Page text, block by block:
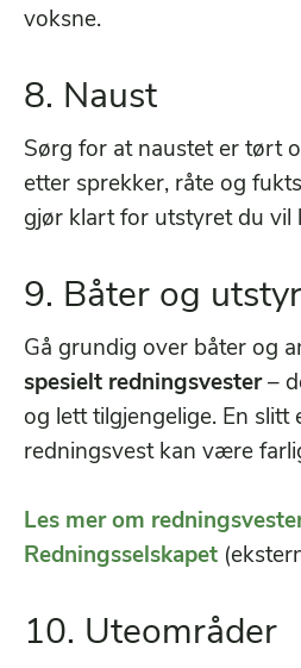
voksne.
8. Naust
Sørg for at naustet er tørt
etter sprekker, råte og
gjør klart for utstyret du vil
9. Båter og utstyr
Gå grundig over båter og
spesielt redningsvester–
og lett tilgjengelige. En slitt
redningsvest kan være
Les mer om
Redningsselskapet
10. Uteområder